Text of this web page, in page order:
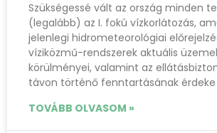
Szükségessé vált az ország minden
(legalább) az I. fokú vízkorlátozás,
jelenlegi hidrometeorológiai
víziközmű-rendszerek aktuális
körülményei, valamint az
távon történő fenntartásának érdeke
TOVÁBB OLVASOM »